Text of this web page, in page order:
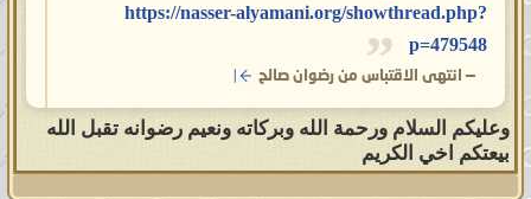
https://nasser-alyamani.org/showthread.php?
p=479548
— انتهى الاقتباس من رضوان صالح
وعليكم السلام ورحمة الله وبركاته ونعيم رضوانه تقبل الله
بيعتكم اخي الكريم